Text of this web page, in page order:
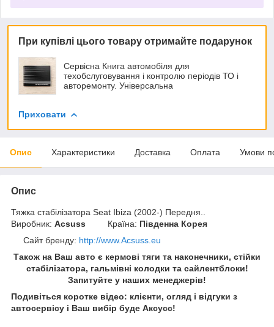
При купівлі цього товару отримайте подарунок
Сервісна Книга автомобіля для
техобслуговування і контролю періодів ТО і
авторемонту. Універсальна
Приховати
Опис Характеристики Доставка Оплата Умови
Опис
Тяжка стабілізатора Seat Ibiza (2002-) Передня..
Виробник: Acsuss Країна: Південна Корея
Сайт бренду: http://www.Acsuss.eu
Також на Ваш авто є кермові тяги та наконечники, стійки
стабілізатора, гальмівні колодки та сайлентблоки!
Запитуйте у наших менеджерів!
Подивіться коротке відео: клієнти, огляд і відгуки з
автосервісу і Ваш вибір буде Aксусс!